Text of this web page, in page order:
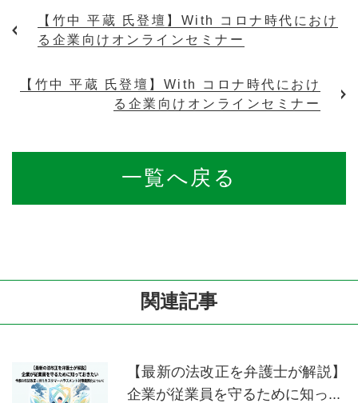
【竹中 平蔵 氏登壇】With コロナ時代におけ
る企業向けオンラインセミナー
一覧へ戻る
【竹中 平蔵 氏登壇】With コロナ時代におけ
る企業向けオンラインセミナー
関連記事
【最新の法改正を弁護士が解説】
企業が従業員を守るために知っ...